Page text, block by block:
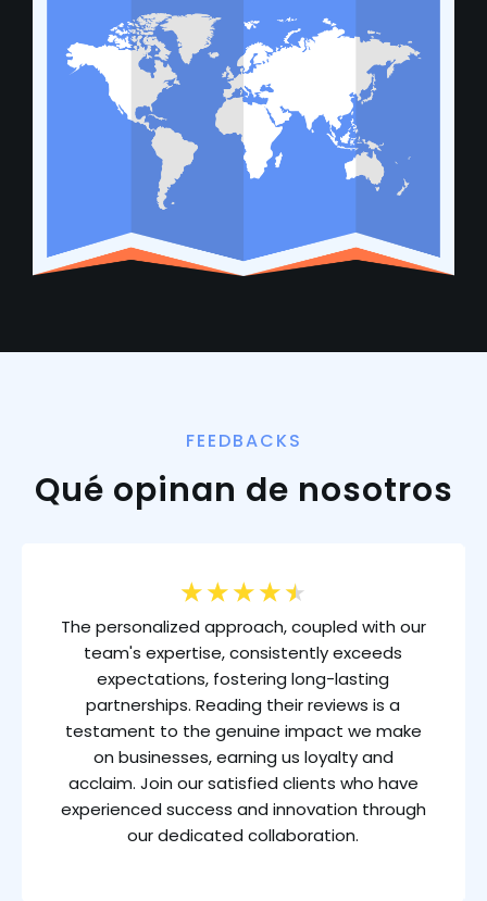
FEEDBACKS
Qué opinan de nosotros
★ ★ ★ ★ ★
The personalized approach, coupled with our
team's expertise, consistently exceeds
expectations, fostering long-lasting
partnerships. Reading their reviews is a
testament to the genuine impact we make
on businesses, earning us loyalty and
acclaim. Join our satisfied clients who have
experienced success and innovation through
our dedicated collaboration.